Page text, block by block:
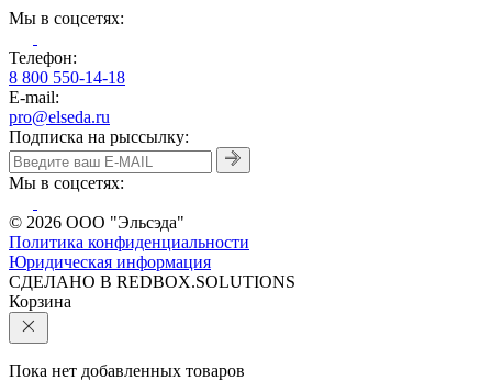
Мы в соцсетях:
Телефон:
8 800 550-14-18
E-mail:
pro@elseda.ru
Подписка на рыссылку:
Мы в соцсетях:
© 2026 ООО "Эльсэда"
Политика конфиденциальности
Юридическая информация
CДЕЛАНО В REDBOX.SOLUTIONS
Корзина
Пока нет добавленных товаров